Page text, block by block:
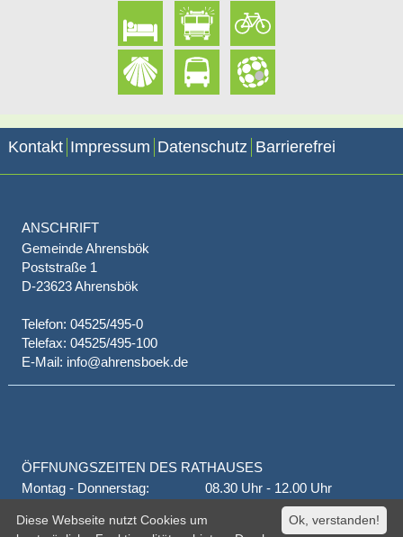
Kontakt Impressum Datenschutz Barrierefrei
ANSCHRIFT
Gemeinde Ahrensbök
Poststraße 1
D-23623 Ahrensbök
Telefon: 04525/495-0
Telefax: 04525/495-100
E-Mail: info@ahrensboek.de
ÖFFNUNGSZEITEN DES RATHAUSES
Montag - Donnerstag:
08.30 Uhr - 12.00 Uhr
14.00 Uhr - 18.00 Uhr
jeden 1. und 3. Montag
16.00 Uhr - 18.00 UhrOk, verstanden!
Diese Webseite nutzt Cookies um